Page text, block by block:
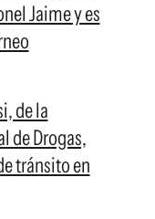
Jaime y es
de la
de Drogas,
tránsito en